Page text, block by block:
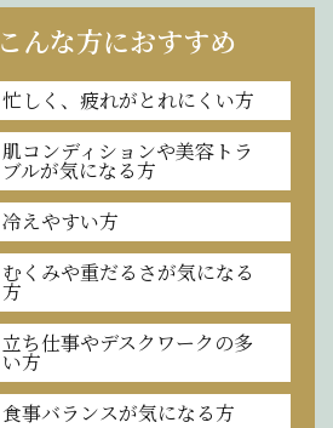
こんな方におすすめ
忙しく、疲れがとれにくい方
肌コンディションや美容トラ
ブルが気になる方
冷えやすい方
むくみや重だるさが気になる
方
立ち仕事やデスクワークの多
い方
食事バランスが気になる方